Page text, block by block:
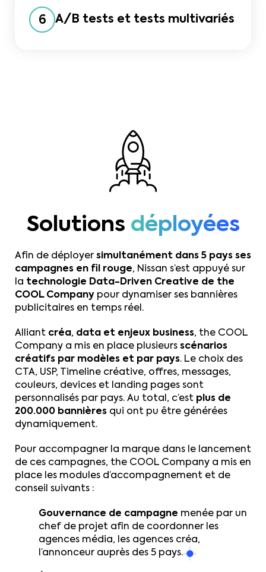
6 A/B tests et tests multivariés
Solutions déployées
Afin de déployer simultanément dans 5 pays ses
campagnes en fil rouge, Nissan s’est appuyé sur
la technologie Data-Driven Creative de the
COOL Company pour dynamiser ses bannières
publicitaires en temps réel.
Alliant créa, data et enjeux business, the COOL
Company a mis en place plusieurs scénarios
créatifs par modèles et par pays. Le choix des
CTA, USP, Timeline créative, offres, messages,
couleurs, devices et landing pages sont
personnalisés par pays. Au total, c’est plus de
200.000 bannières qui ont pu être générées
dynamiquement.
Pour accompagner la marque dans le lancement
de ces campagnes, the COOL Company a mis en
place les modules d’accompagnement et de
conseil suivants :
Gouvernance de campagne menée par un
chef de projet afin de coordonner les
agences média, les agences créa,
l’annonceur auprès des 5 pays.